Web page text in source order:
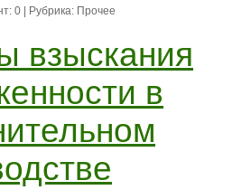
0 | Рубрика: Прочее
взыскания
в